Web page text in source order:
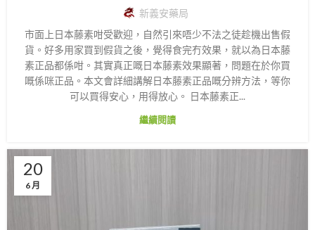
新義安藥局
市面上日本藤素咁受歡迎，自然引來唔少不法之徒趁機出售假
貨。好多用家買到假貨之後，覺得食完冇效果，就以為日本藤
素正品都係咁。其實真正嘅日本藤素效果顯著，問題在於你買
嘅係咪正品。本文會詳細講解日本藤素正品嘅分辨方法，等你
可以買得安心，用得放心。 日本藤素正...
繼續閱讀
20
6 月